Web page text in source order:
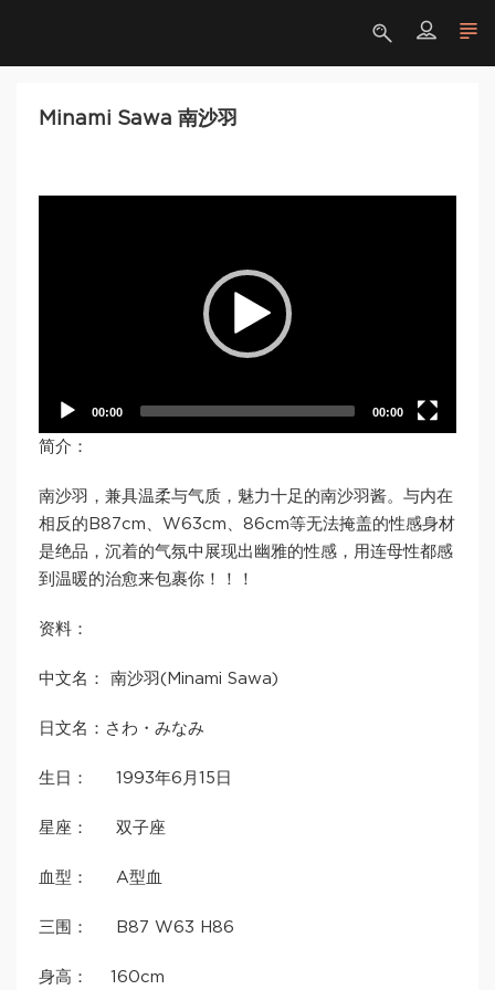
Minami Sawa 南沙羽
00:00 00:00
简介：
南沙羽，兼具温柔与气质，魅力十足的南沙羽酱。与内在
相反的B87cm、W63cm、86cm等无法掩盖的性感身材
是绝品，沉着的气氛中展现出幽雅的性感，用连母性都感
到温暖的治愈来包裹你！！！
资料：
中文名： 南沙羽(Minami Sawa)
日文名：さわ・みなみ
生日： 1993年6月15日
星座： 双子座
血型： A型血
三围： B87 W63 H86
身高： 160cm